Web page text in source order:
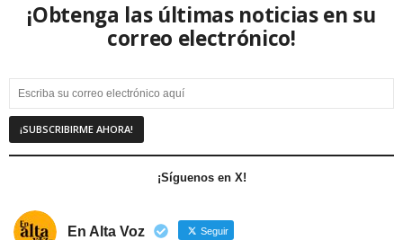
¡Obtenga las últimas noticias en su
correo electrónico!
¡Síguenos en X!
En Alta Voz Seguir